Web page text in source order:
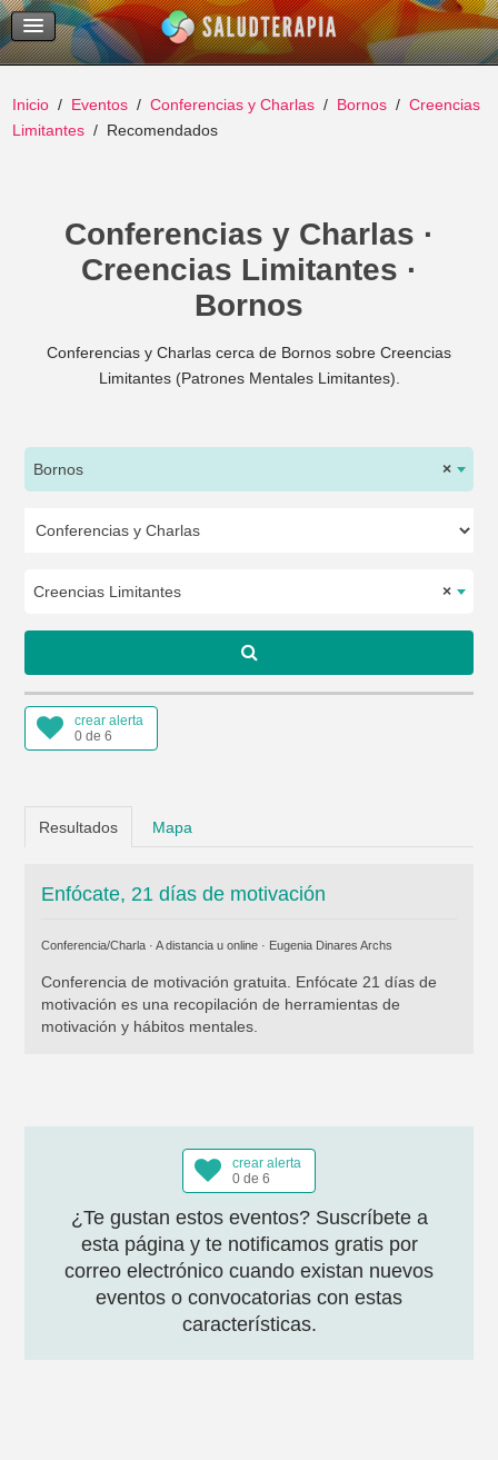
Temas Recientes
Buscar
Inicio Eventos Conferencias y Charlas Bornos
Creencias
Limitantes
Recomendados
Conferencias y Charlas ·
Creencias Limitantes ·
Bornos
Conferencias y Charlas cerca de Bornos sobre Creencias
Limitantes (Patrones Mentales Limitantes).
×
Bornos
×
Creencias Limitantes
crear alerta
0 de 6
Resultados Mapa
Enfócate, 21 días de motivación
Conferencia/Charla · A distancia u online · Eugenia Dinares Archs
Conferencia de motivación gratuita. Enfócate 21 días de
motivación es una recopilación de herramientas de
motivación y hábitos mentales.
crear alerta
0 de 6
¿Te gustan estos eventos? Suscríbete a
esta página y te notificamos gratis por
correo electrónico cuando existan nuevos
eventos o convocatorias con estas
características.